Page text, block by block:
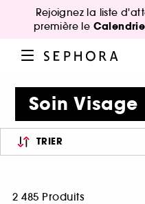
Rejoignez la liste
première le
Soin Visage
TRIER
2 485 Produits